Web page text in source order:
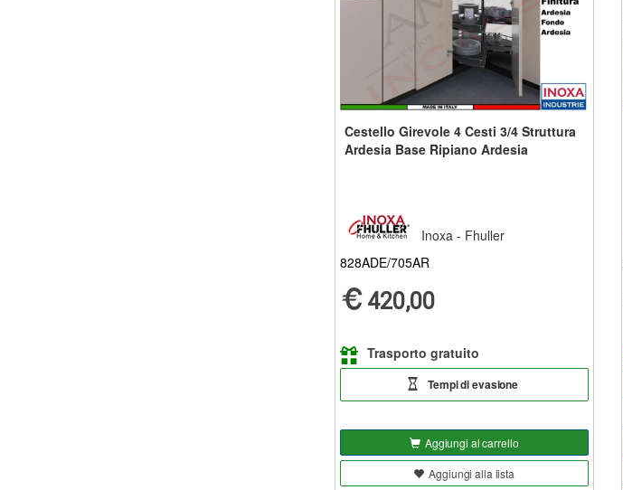
Cestello Girevole 4 Cesti 3/4 Struttura
Ardesia Base Ripiano Ardesia
Inoxa - Fhuller
828ADE/705AR
420,00
Trasporto gratuito
Tempi di evasione
Aggiungi al carrello
Aggiungi alla lista